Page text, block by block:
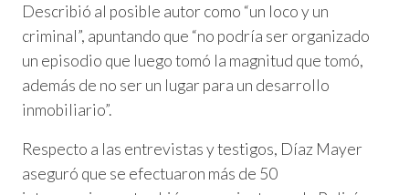
Describió al posible autor como “un loco y un
criminal”, apuntando que “no podría ser organizado
un episodio que luego tomó la magnitud que tomó,
además de no ser un lugar para un desarrollo
inmobiliario”.
Respecto a las entrevistas y testigos, Díaz Mayer
aseguró que se efectuaron más de 50